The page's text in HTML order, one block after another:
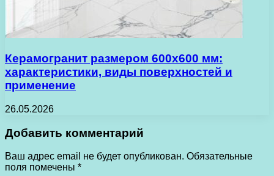
Керамогранит размером 600х600 мм:
характеристики, виды поверхностей и
применение
26.05.2026
Добавить комментарий
Ваш адрес email не будет опубликован. Обязательные
поля помечены *